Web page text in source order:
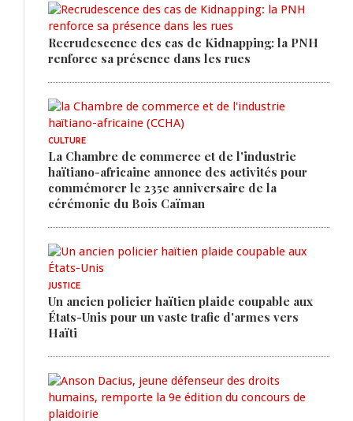
Recrudescence des cas de Kidnapping: la PNH
renforce sa présence dans les rues
CULTURE
La Chambre de commerce et de l'industrie
haïtiano-africaine annonce des activités pour
commémorer le 235e anniversaire de la
cérémonie du Bois Caïman
JUSTICE
Un ancien policier haïtien plaide coupable aux
États-Unis pour un vaste trafic d'armes vers
Haïti